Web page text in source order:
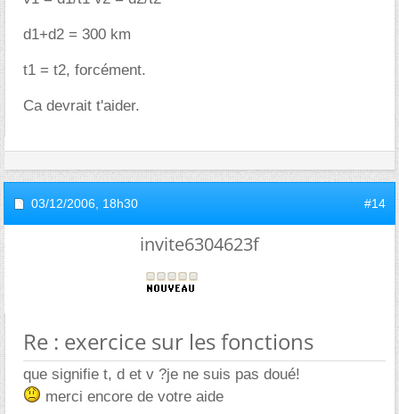
d1+d2 = 300 km
t1 = t2, forcément.
Ca devrait t'aider.
03/12/2006, 18h30 #14
invite6304623f
Re : exercice sur les fonctions
que signifie t, d et v ?je ne suis pas doué!
merci encore de votre aide